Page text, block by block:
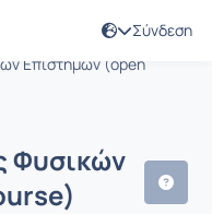
Σύνδεση
Επιστημών (open
Φυσικών